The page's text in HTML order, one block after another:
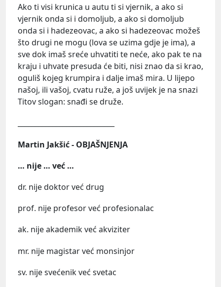
Ako ti visi krunica u autu ti si vjernik, a ako si
vjernik onda si i domoljub, a ako si domoljub
onda si i hadezeovac, a ako si hadezeovac možeš
što drugi ne mogu (lova se uzima gdje je ima), a
sve dok imaš sreće uhvatiti te neće, ako pak te na
kraju i uhvate presuda će biti, nisi znao da si krao,
oguliš kojeg krumpira i dalje imaš mira. U lijepo
našoj, ili vašoj, cvatu ruže, a još uvijek je na snazi
Titov slogan: snađi se druže.
Martin Jakšić - OBJAŠNJENJA
… nije … već …
dr. nije doktor već drug
prof. nije profesor već profesionalac
ak. nije akademik već akviziter
mr. nije magistar već monsinjor
sv. nije svećenik već svetac